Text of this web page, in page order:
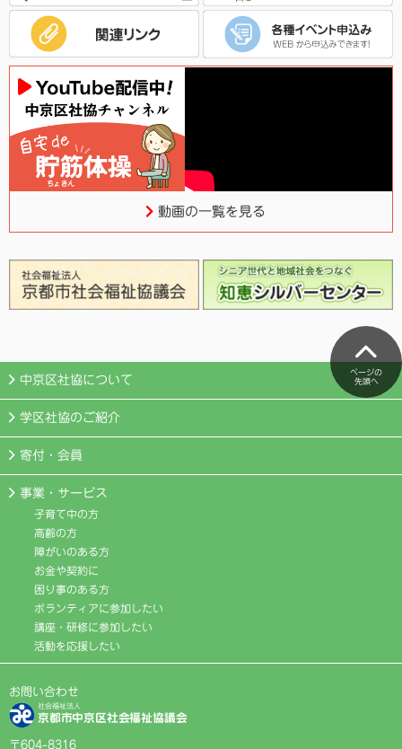
動画の一覧を見る
ページの
先頭へ
中京区社協について
学区社協のご紹介
寄付・会員
事業・サービス
子育て中の方
高齢の方
障がいのある方
お金や契約に
困り事のある方
ボランティアに参加したい
講座・研修に参加したい
活動を応援したい
お問い合わせ
社会福祉法人
京都市中京区社会福祉協議会
〒604-8316